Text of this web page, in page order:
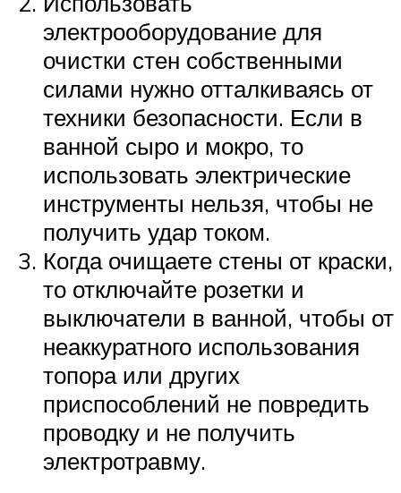
электрооборудование для
очистки стен собственными
силами нужно отталкиваясь от
техники безопасности. Если в
ванной сыро и мокро, то
использовать электрические
инструменты нельзя, чтобы не
получить удар током.
Когда очищаете стены от краски,
то отключайте розетки и
выключатели в ванной, чтобы от
неаккуратного использования
топора или других
приспособлений не повредить
проводку и не получить
электротравму.